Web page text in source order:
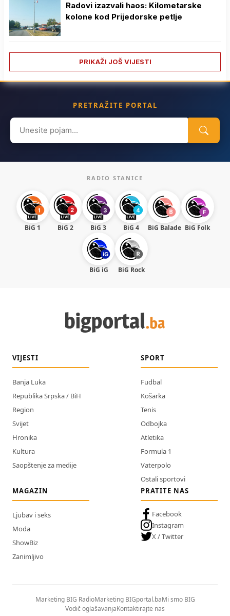
Radovi izazvali haos: Kilometarske
kolone kod Prijedorske petlje
PRIKAŽI JOŠ VIJESTI
PRETRAŽITE PORTAL
Search
for:
RADIO STANICE
BiG 1 BiG 2 BiG 3 BiG 4 BiG Balade BiG Folk
BiG iG BiG Rock
VIJESTI
Banja Luka
Republika Srpska / BiH
Region
Svijet
Hronika
Kultura
Saopštenje za medije
SPORT
Fudbal
Košarka
Tenis
Odbojka
Atletika
Formula 1
Vaterpolo
Ostali sportovi
MAGAZIN
Ljubav i seks
Moda
ShowBiz
Zanimljivo
PRATITE NAS
Facebook
Instagram
X / Twitter
Marketing BIG RadioMarketing BIGportal.baMi smo BIG
Vodič oglašavanjaKontaktirajte nas